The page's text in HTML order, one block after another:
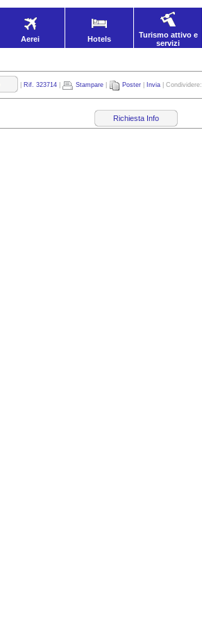
Aerei Hotels
Turismo attivo e
servizi
Rif. 323714| Stampare| Poster| Invia | Condividere:
Richiesta Info